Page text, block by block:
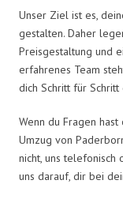
Unser Ziel ist es,
gestalten. Daher
Preisgestaltung und
erfahrenes Team
dich Schritt für
Wenn du Fragen
Umzug von
nicht, uns telefonisch
uns darauf, dir bei